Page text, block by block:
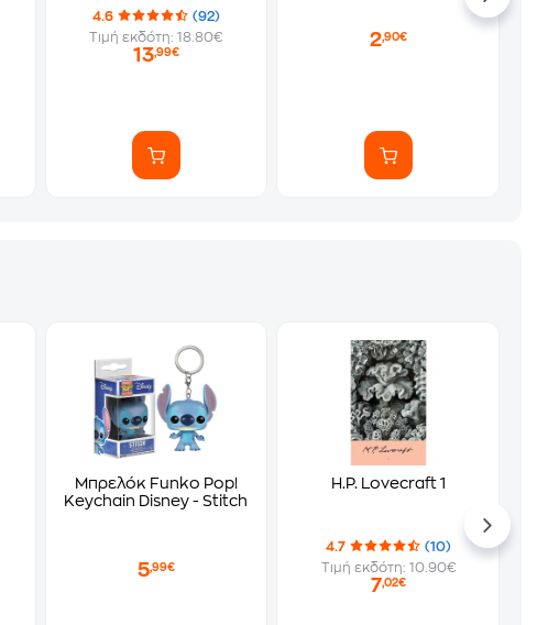
4.6
(92)
Τιμή εκδότη: 18.80€
13,99€
2,90€
Μπρελόκ Funko Pop!
Keychain Disney - Stitch
5,99€
H.P. Lovecraft 1
4.7
(10)
Τιμή εκδότη: 10.90€
7,02€